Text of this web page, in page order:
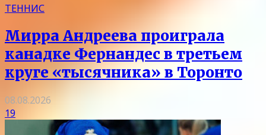
ТЕННИС
Мирра Андреева проиграла
канадке Фернандес в третьем
круге «тысячника» в Торонто
08.08.2026
19